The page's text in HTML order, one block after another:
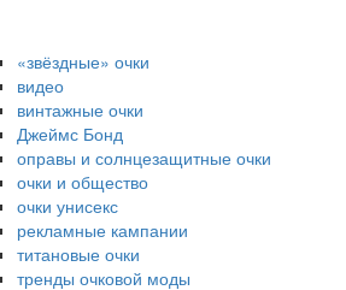
«звёздные» очки
видео
винтажные очки
Джеймс Бонд
оправы и солнцезащитные очки
очки и общество
очки унисекс
рекламные кампании
титановые очки
тренды очковой моды